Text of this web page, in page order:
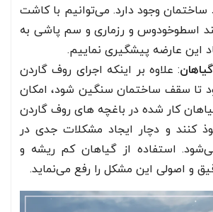
ساختمان وجود دارد. می‌توانیم با کاشت
اسطوخودوس و رزماری و سم پاشی به
این عارضه پیشگیری نماییم.
: علاوه بر اینکه اجرای روف گاردن
تا سقف ساختمان سنگین شود، امکان
کار شده در باغچه های روف گاردن
کنند و دچار ایجاد مشکلات جدی در
استفاده از گیاهان کم ریشه و
و اصولی این مشکل را رفع می‌نماید.